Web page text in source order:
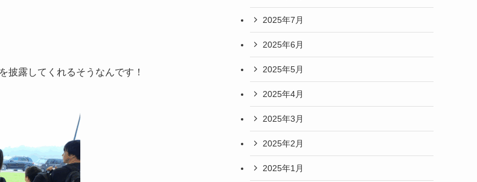
披露してくれるそうなんです！
2025年7月
2025年6月
2025年5月
2025年4月
2025年3月
2025年2月
2025年1月